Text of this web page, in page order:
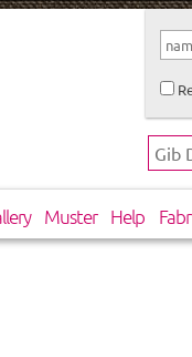
Muster Help